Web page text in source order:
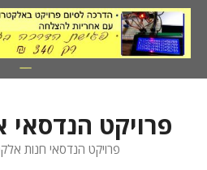
לדלג
לתוכן
פרויקט הנדסאי
פרויקט הנדסאי חנות